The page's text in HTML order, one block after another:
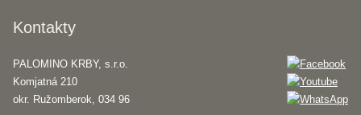
Kontakty
PALOMINO KRBY, s.r.o.
Komjatná 210
okr. Ružomberok, 034 96